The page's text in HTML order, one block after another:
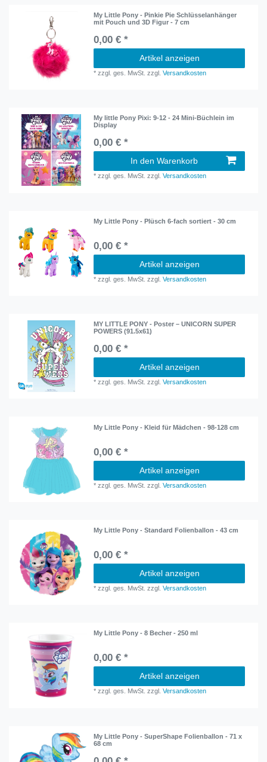
My Little Pony - Pinkie Pie Schlüsselanhänger
mit Pouch und 3D Figur - 7 cm
0,00 € *
Artikel anzeigen
*zzgl. ges. MwSt. zzgl.Versandkosten
My little Pony Pixi: 9-12 - 24 Mini-Büchlein im
Display
0,00 € *
In den Warenkorb
*zzgl. ges. MwSt. zzgl.Versandkosten
My Little Pony - Plüsch 6-fach sortiert - 30 cm
0,00 € *
Artikel anzeigen
*zzgl. ges. MwSt. zzgl.Versandkosten
MY LITTLE PONY - Poster – UNICORN SUPER
POWERS (91.5x61)
0,00 € *
Artikel anzeigen
*zzgl. ges. MwSt. zzgl.Versandkosten
My Little Pony - Kleid für Mädchen - 98-128 cm
0,00 € *
Artikel anzeigen
*zzgl. ges. MwSt. zzgl.Versandkosten
My Little Pony - Standard Folienballon - 43 cm
0,00 € *
Artikel anzeigen
*zzgl. ges. MwSt. zzgl.Versandkosten
My Little Pony - 8 Becher - 250 ml
0,00 € *
Artikel anzeigen
*zzgl. ges. MwSt. zzgl.Versandkosten
My Little Pony - SuperShape Folienballon - 71 x
68 cm